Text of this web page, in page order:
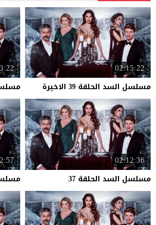
02:15:22
مسلسل السد الحلقة 39 الاخيرة
02:12:36
مسلسل السد الحلقة 37